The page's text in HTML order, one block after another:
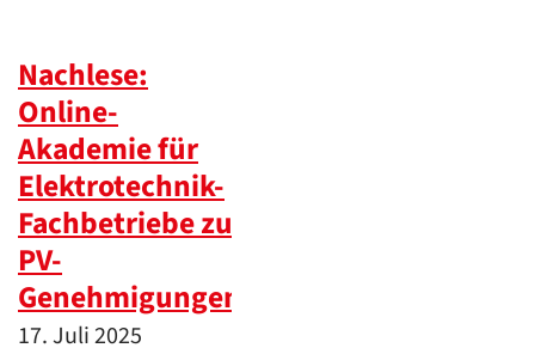
Nachlese:
Online-
Akademie für
Elektrotechnik-
Fachbetriebe zu
PV-
Genehmigungen
17. Juli 2025